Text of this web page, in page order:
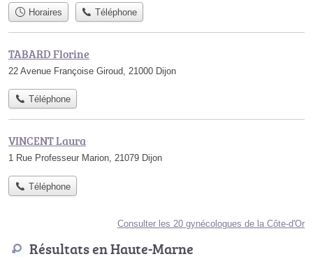
Horaires Téléphone
TABARD Florine
22 Avenue Françoise Giroud, 21000 Dijon
Téléphone
VINCENT Laura
1 Rue Professeur Marion, 21079 Dijon
Téléphone
Consulter les 20 gynécologues de la Côte-d'Or
Résultats en Haute-Marne